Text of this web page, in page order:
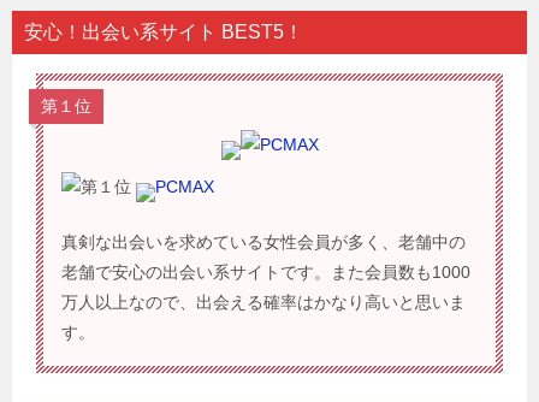
安心！出会い系サイト BEST5！
第１位
PCMAX
真剣な出会いを求めている女性会員が多く、老舗中の
老舗で安心の出会い系サイトです。また会員数も1000
万人以上なので、出会える確率はかなり高いと思いま
す。